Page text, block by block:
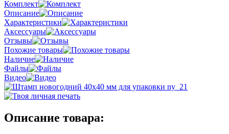
Комплект
Описание
Характеристики
Аксессуары
Отзывы
Похожие товары
Наличие
Файлы
Видео
Описание товара: